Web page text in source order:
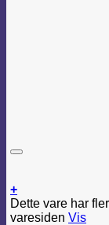
+
Dette vare har
varesiden Vis